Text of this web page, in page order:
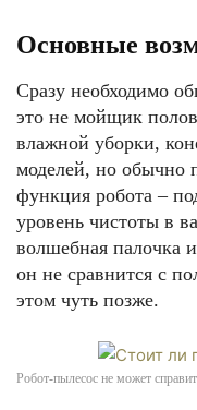
Основные
Сразу необходимо
это не мойщик
влажной уборки,
моделей, но обычно
функция робота –
уровень чистоты в
волшебная палочка
он не сравнится с
этом чуть позже.
Робот-пылесос не может